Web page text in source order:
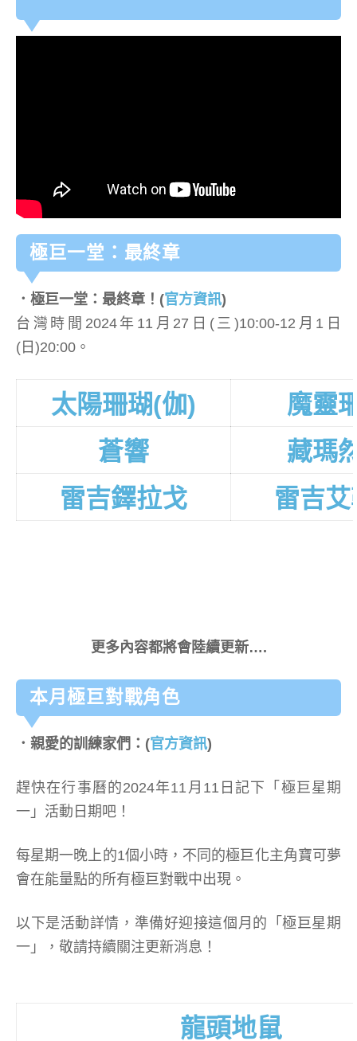
極巨一堂：最終章
．極巨一堂：最終章！ (官方資訊)
台灣時間2024年11月27日(三)10:00-12月1日
(日)20:00。
太陽珊瑚(伽)
魔靈
蒼響
藏瑪
雷吉鐸拉戈
雷吉
更多內容都將會陸續更新….
本月極巨對戰角色
．親愛的訓練家們：(官方資訊)
趕快在行事曆的2024年11月11日記下「極巨星期
一」活動日期吧！
每星期一晚上的1個小時，不同的極巨化主角寶可夢
會在能量點的所有極巨對戰中出現。
以下是活動詳情，準備好迎接這個月的「極巨星期
一」，敬請持續關注更新消息！
龍頭地鼠